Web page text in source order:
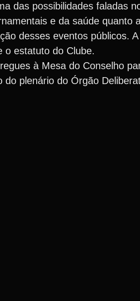
das possibilidades faladas
e da saúde quanto
desses eventos públicos.
o estatuto do Clube.
à Mesa do Conselho
plenário do Órgão